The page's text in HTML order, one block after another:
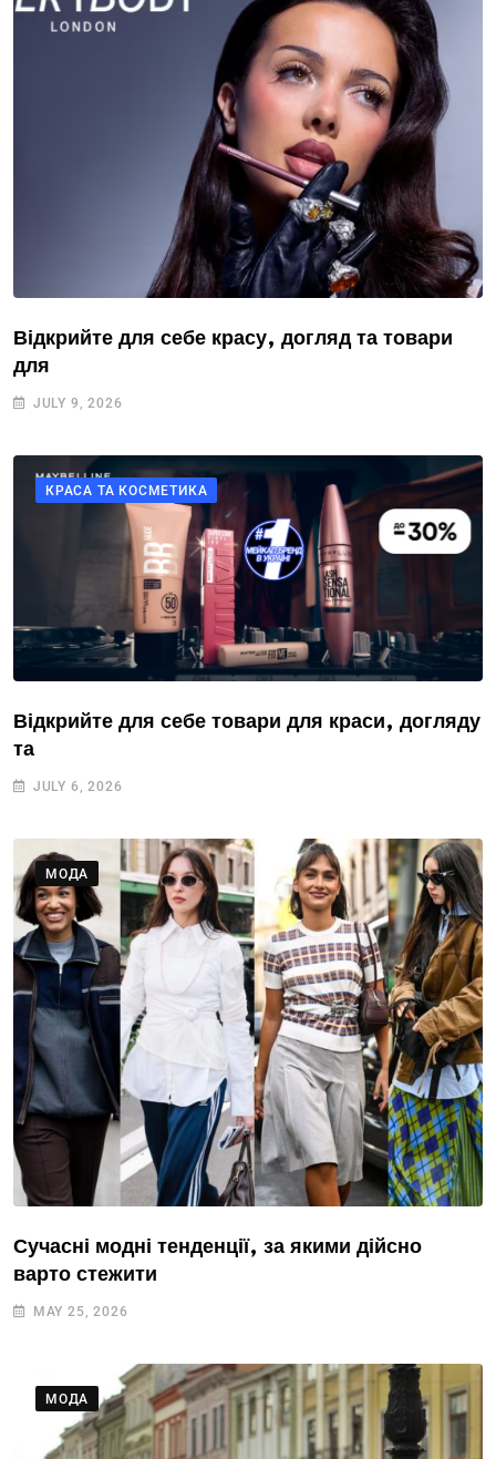
Відкрийте для себе красу, догляд та товари
для
JULY 9, 2026
КРАСА ТА КОСМЕТИКА
Відкрийте для себе товари для краси, догляду
та
JULY 6, 2026
МОДА
Сучасні модні тенденції, за якими дійсно
варто стежити
MAY 25, 2026
МОДА